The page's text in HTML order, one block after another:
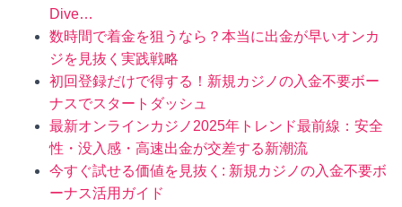
Dive…
数時間で着金を狙うなら？本当に出金が早いオンカ
ジを見抜く実践戦略
初回登録だけで得する！新規カジノの入金不要ボー
ナスでスタートダッシュ
最新オンラインカジノ2025年トレンド最前線：安全
性・没入感・高速出金が交差する新潮流
今すぐ試せる価値を見抜く: 新規カジノの入金不要ボ
ーナス活用ガイド